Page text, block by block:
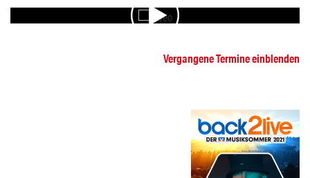
Vergangene Termine einblenden